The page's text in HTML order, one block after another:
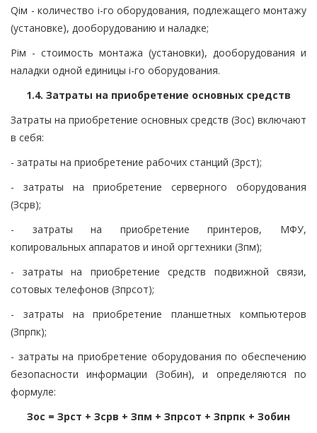
Qiм - количество i-го оборудования, подлежащего монтажу
(установке), дооборудованию и наладке;
Piм - стоимость монтажа (установки), дооборудования и
наладки одной единицы i-го оборудования.
1.4. Затраты на приобретение основных средств
Затраты на приобретение основных средств (Зос) включают
в себя:
- затраты на приобретение рабочих станций (Зрст);
- затраты на приобретение серверного оборудования
(Зсрв);
- затраты на приобретение принтеров, МФУ,
копировальных аппаратов и иной оргтехники (Зпм);
- затраты на приобретение средств подвижной связи,
сотовых телефонов (Зпрсот);
- затраты на приобретение планшетных компьютеров
(Зпрпк);
- затраты на приобретение оборудования по обеспечению
безопасности информации (Зобин), и определяются по
формуле:
Зос = Зрст + Зсрв + Зпм + Зпрсот + Зпрпк + Зобин